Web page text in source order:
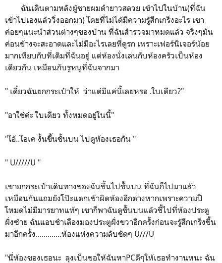
ฉันเดินตามหลังผู้ชายผมดำยาวสลวย เข้าไปในบ้าน(ที่ฉัน
เข้าไปเองแล้ววิ่งออกมา) โดยที่ไม่ได้มีความรู้สึกเกร็งอะไร เขา
ค่อยๆแนะนำส่วนต่างๆของบ้าน ที่ฉันสำรวจมาหมดแล้ว จริงๆมัน
ค่อนข้างจะสะอาดและไม่มีอะไรเลยที่ดูรก เพราะเฟอร์นิเจอร์น้อย
มากเทียบกับที่เดิมที่ฉันอยู่ แต่ห้องนั่งเล่นกับห้องครัวเป็นห้อง
เดียวกัน เหมือนกับรูหนูที่ฉันจากมา
" เดี๋ยวฉันยกกระเป๋าให้ ว่าแต่มีแค่นี้เลยหรอ .ใบเดียว?"
"อาใช่ค่ะ ใบเดียว ทั้งหมดอยู่ในนี้"
"โอ้..โอเค งั้นขึ้นชั้นบน ไปดูห้องเธอกัน "
" U/////U "
เขายกกระเป๋าเดินทางของฉันขึ้นไปชั้นบน ที่ฉันก็ไปมาแล้ว
เหมือนกันแถมยังโป๊ะแตกเข้าผิดห้องอีกต่างหากเพราะความปิ
โหมดไม่มีมารยาทแท้ๆ เขาก็พาฉันดูชั้นบนแล้วชี้ไปที่ห้องประตู
ฝั่งซ้าย ฉันแอบชำเลืองมองประตูฝั่งขวาอีกครั้งก่อนจะรู้สึกเกร็งขึ้น
มาอีกครั้ง.............ห้องแห่งความลับชัดๆ U///U
"นี่ห้องของเธอนะ ลุงเบ็นขอให้ฉันหาPCดีๆให้เธอทำงานหนะ ฉัน